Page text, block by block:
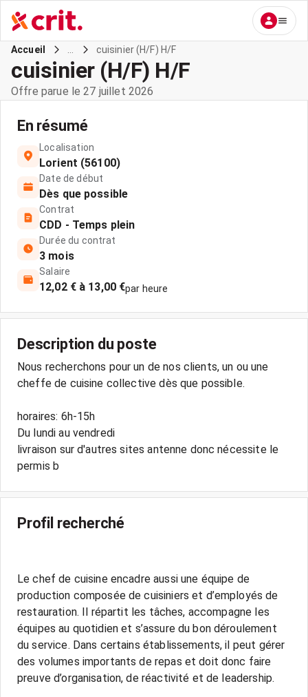
Accueil cuisinier (H/F) H/F
cuisinier (H/F) H/F
Offre parue le 27 juillet 2026
En résumé
Localisation
Lorient (56100)
Date de début
Dès que possible
Contrat
CDD - Temps plein
Durée du contrat
3 mois
Salaire
12,02 € à 13,00 €par heure
Description du poste
Nous recherchons pour un de nos clients, un ou une
cheffe de cuisine collective dès que possible.
horaires: 6h-15h
Du lundi au vendredi
livraison sur d'autres sites antenne donc nécessite le
Profil recherché
Le chef de cuisine encadre aussi une équipe de
production composée de cuisiniers et d’employés de
restauration. Il répartit les tâches, accompagne les
équipes au quotidien et s’assure du bon déroulement
du service. Dans certains établissements, il peut gérer
des volumes importants de repas et doit donc faire
preuve d’organisation, de réactivité et de leadership.